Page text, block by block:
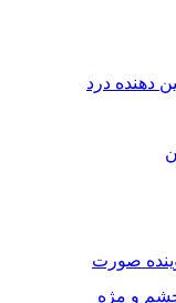
دهنده درد
صورت
و مژه